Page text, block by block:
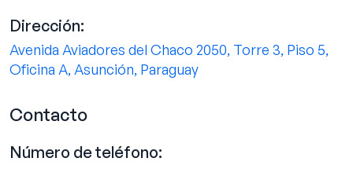
Dirección:
Avenida Aviadores del Chaco 2050, Torre 3, Piso 5,
Oficina A, Asunción, Paraguay
Contacto
Número de teléfono: